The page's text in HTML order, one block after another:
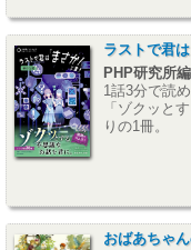
ラストで君
PHP研究所編
1話3分で読
「ゾクッと
りの1冊。
おばあちゃ